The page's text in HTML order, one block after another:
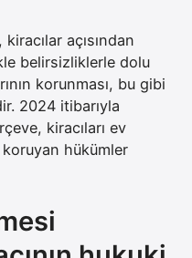
açısından
belirsizliklerle dolu
korunması, bu gibi
2024 itibarıyla
kiracıları ev
hükümler